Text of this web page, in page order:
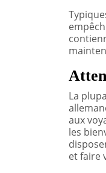
La
aux
les
et faire